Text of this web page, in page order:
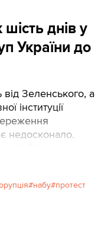
днів у
України до
Зеленського, а
інституції
недосконало.
підконтрольне
ігнорування
стримувати владу
набу протест